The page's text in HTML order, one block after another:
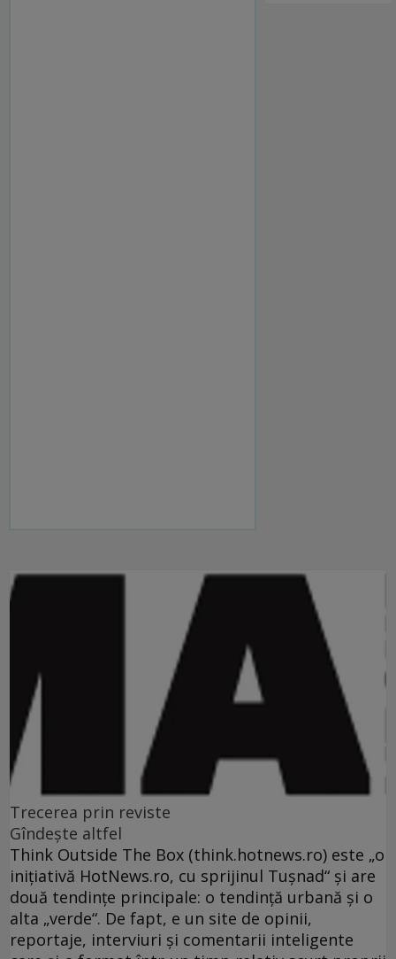
Trecerea prin reviste
Gîndeşte altfel
Think Outside The Box (think.hotnews.ro) este „o
iniţiativă HotNews.ro, cu sprijinul Tuşnad“ şi are
două tendinţe principale: o tendinţă urbană şi o
alta „verde“. De fapt, e un site de opinii,
reportaje, interviuri şi comentarii inteligente